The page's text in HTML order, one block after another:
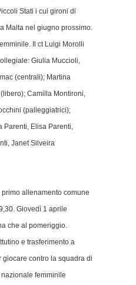
Stati i cui gironi di
Malta nel giugno prossimo.
Il ct Luigi Morolli
Giulia Muccioli,
(centrali); Martina
Camilla Montironi,
(palleggiatrici);
Parenti, Elisa Parenti,
Janet Silveira
allenamento comune
Giovedì 1 aprile
che al pomeriggio.
e trasferimento a
giocare contro la squadra di
femminile